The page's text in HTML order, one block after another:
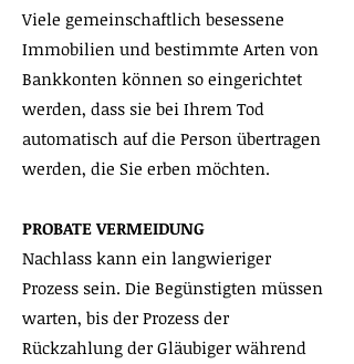
Viele gemeinschaftlich besessene
Immobilien und bestimmte Arten von
Bankkonten können so eingerichtet
werden, dass sie bei Ihrem Tod
automatisch auf die Person übertragen
werden, die Sie erben möchten.
PROBATE VERMEIDUNG
Nachlass kann ein langwieriger
Prozess sein. Die Begünstigten müssen
warten, bis der Prozess der
Rückzahlung der Gläubiger während